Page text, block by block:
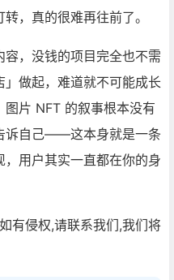
，真的很难再往前了。
，没钱的项目完全也不需
做起，难道就不可能成长
片 NFT 的叙事根本没有
诉自己——这本身就是一条
用户其实一直都在你的身
有侵权,请联系我们,我们将